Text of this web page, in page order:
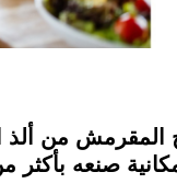
المقرمش من ألذ
صنعه بأكثر